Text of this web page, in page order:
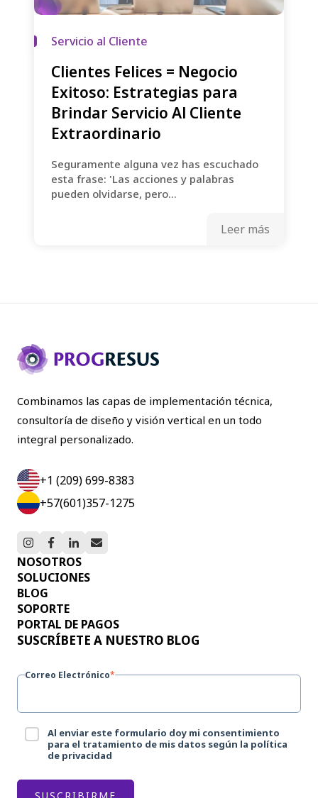
Servicio al Cliente
Clientes Felices = Negocio
Exitoso: Estrategias para
Brindar Servicio Al Cliente
Extraordinario
Seguramente alguna vez has escuchado
esta frase: 'Las acciones y palabras
pueden olvidarse, pero...
Leer más
Combinamos las capas de implementación técnica,
consultoría de diseño y visión vertical en un todo
integral personalizado.
+1 (209) 699-8383
+57(601)357-1275
NOSOTROS
SOLUCIONES
BLOG
SOPORTE
PORTAL DE PAGOS
SUSCRÍBETE A NUESTRO BLOG
Correo Electrónico*
Al enviar este formulario doy mi consentimiento
para el tratamiento de mis datos según la política
de privacidad